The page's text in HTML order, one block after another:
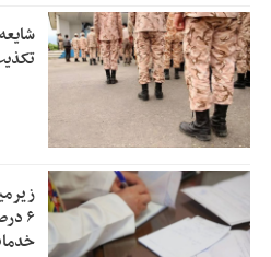
۶